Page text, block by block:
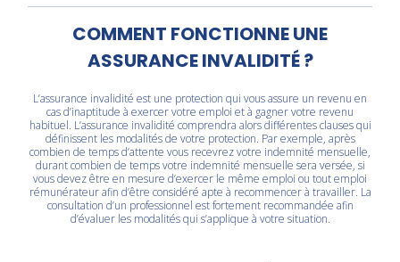
COMMENT FONCTIONNE UNE
ASSURANCE INVALIDITÉ ?
L’assurance invalidité est une protection qui vous assure un revenu en
cas d’inaptitude à exercer votre emploi et à gagner votre revenu
habituel. L’assurance invalidité comprendra alors différentes clauses qui
définissent les modalités de votre protection. Par exemple, après
combien de temps d’attente vous recevrez votre indemnité mensuelle,
durant combien de temps votre indemnité mensuelle sera versée, si
vous devez être en mesure d’exercer le même emploi ou tout emploi
rémunérateur afin d’être considéré apte à recommencer à travailler. La
consultation d’un professionnel est fortement recommandée afin
d’évaluer les modalités qui s’applique à votre situation.